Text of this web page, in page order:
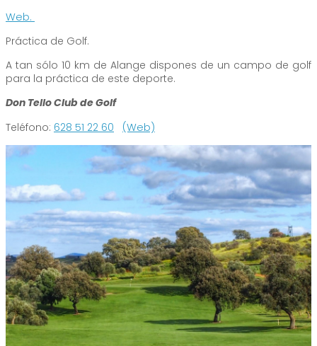
Web.
Práctica de Golf.
A tan sólo 10 km de Alange dispones de un campo de golf
para la práctica de este deporte.
Don Tello Club de Golf
Teléfono: 628 51 22 60 (Web)